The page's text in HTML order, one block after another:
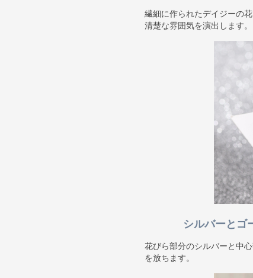
繊細に作られたデイジーの
清楚な雰囲気を演出します。
シルバーとゴ
花びら部分のシルバーと中
を放ちます。